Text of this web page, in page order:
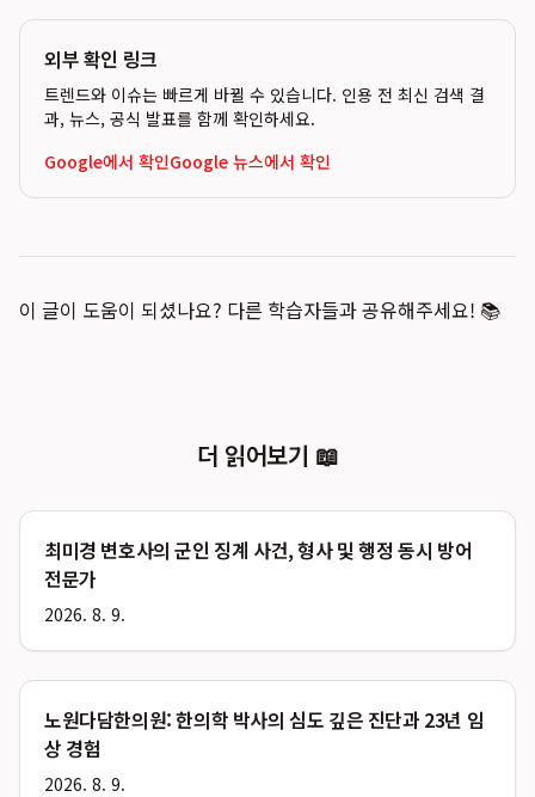
외부 확인 링크
트렌드와 이슈는 빠르게 바뀔 수 있습니다. 인용 전 최신 검색 결
과, 뉴스, 공식 발표를 함께 확인하세요.
Google에서 확인Google 뉴스에서 확인
이 글이 도움이 되셨나요? 다른 학습자들과 공유해주세요! 📚
더 읽어보기 📖
최미경 변호사의 군인 징계 사건, 형사 및 행정 동시 방어
전문가
2026. 8. 9.
노원다담한의원: 한의학 박사의 심도 깊은 진단과 23년 임
상 경험
2026. 8. 9.